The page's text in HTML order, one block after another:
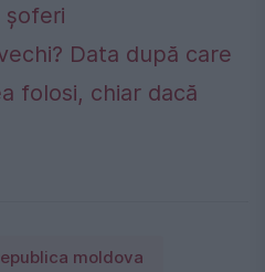
șoferi
Data după care
folosi, chiar dacă
moldova